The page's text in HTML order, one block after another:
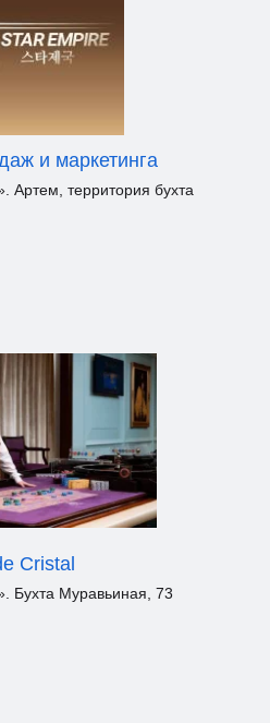
и маркетинга
территория бухта
Cristal
Бухта Муравьиная, 73